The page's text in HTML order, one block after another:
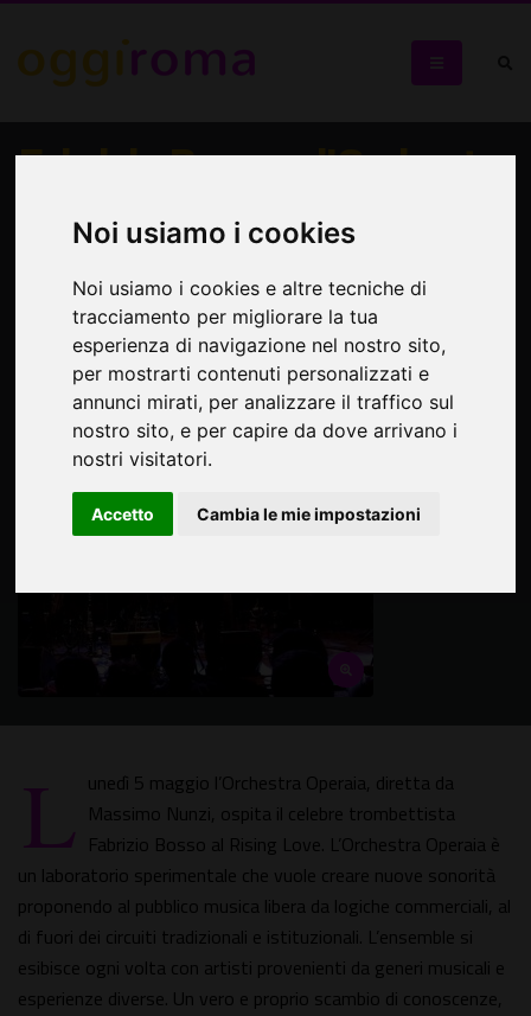
Noi usiamo i cookies
Noi usiamo i cookies e altre tecniche di
tracciamento per migliorare la tua
esperienza di navigazione nel nostro sito,
per mostrarti contenuti personalizzati e
annunci mirati, per analizzare il traffico sul
nostro sito, e per capire da dove arrivano i
nostri visitatori.
Accetto Cambia le mie impostazioni
Fabrizio Bosso e l'Orchestra
Operaia
L unedì 5 maggio l’Orchestra Operaia, diretta da
Massimo Nunzi, ospita il celebre trombettista
Fabrizio Bosso al Rising Love. L’Orchestra Operaia è
un laboratorio sperimentale che vuole creare nuove sonorità
proponendo al pubblico musica libera da logiche commerciali, al
di fuori dei circuiti tradizionali e istituzionali. L’ensemble si
esibisce ogni volta con artisti provenienti da generi musicali e
esperienze diverse. Un vero e proprio scambio di conoscenze,